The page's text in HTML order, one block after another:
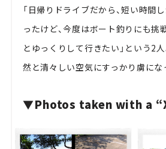
「日帰りドライブだから、短い時間
ったけど、今度はボート釣りにも挑
とゆっくりして行きたい」という2
然と清々しい空気にすっかり虜にな
▼Photos taken with a